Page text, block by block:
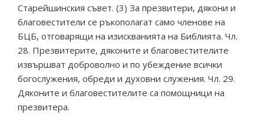
Старейшинския съвет. (3) За презвитери, дякони и
благовестители се ръкополагат само членове на
БЦБ, отговарящи на изискванията на Библията. Чл.
28. Презвитерите, дяконите и благовестителите
извършват доброволно и по убеждение всички
богослужения, обреди и духовни служения. Чл. 29.
Дяконите и благовестителите са помощници на
презвитера.